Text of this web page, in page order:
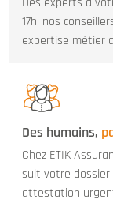
17h, nos
expertise métier
Des humains,
Chez ETIK
suit votre dossier
attestation